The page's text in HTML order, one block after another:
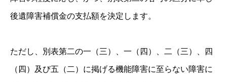
後遺障害補償金の支払額を決定します。
ただし、別表第二の一（三）、一（四）、二（三）、四
（四）及び五（二）に掲げる機能障害に至らない障害に